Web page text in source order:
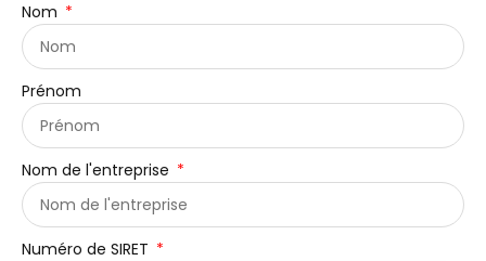
Nom
Prénom
Nom de l'entreprise
Numéro de SIRET